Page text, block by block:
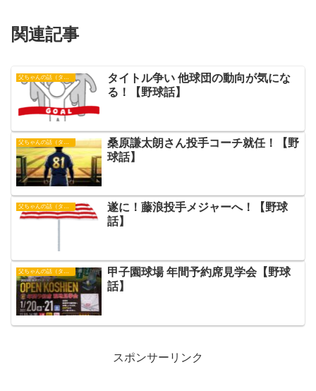
関連記事
父ちゃんの話（タイガース）
タイトル争い 他球団の動向が気にな
る！【野球話】
桑原謙太朗さん投手コーチ就任！【野
球話】
父ちゃんの話（タイガース）
遂に！藤浪投手メジャーへ！【野球
話】
父ちゃんの話（タイガース）
甲子園球場 年間予約席見学会【野球
話】
スポンサーリンク